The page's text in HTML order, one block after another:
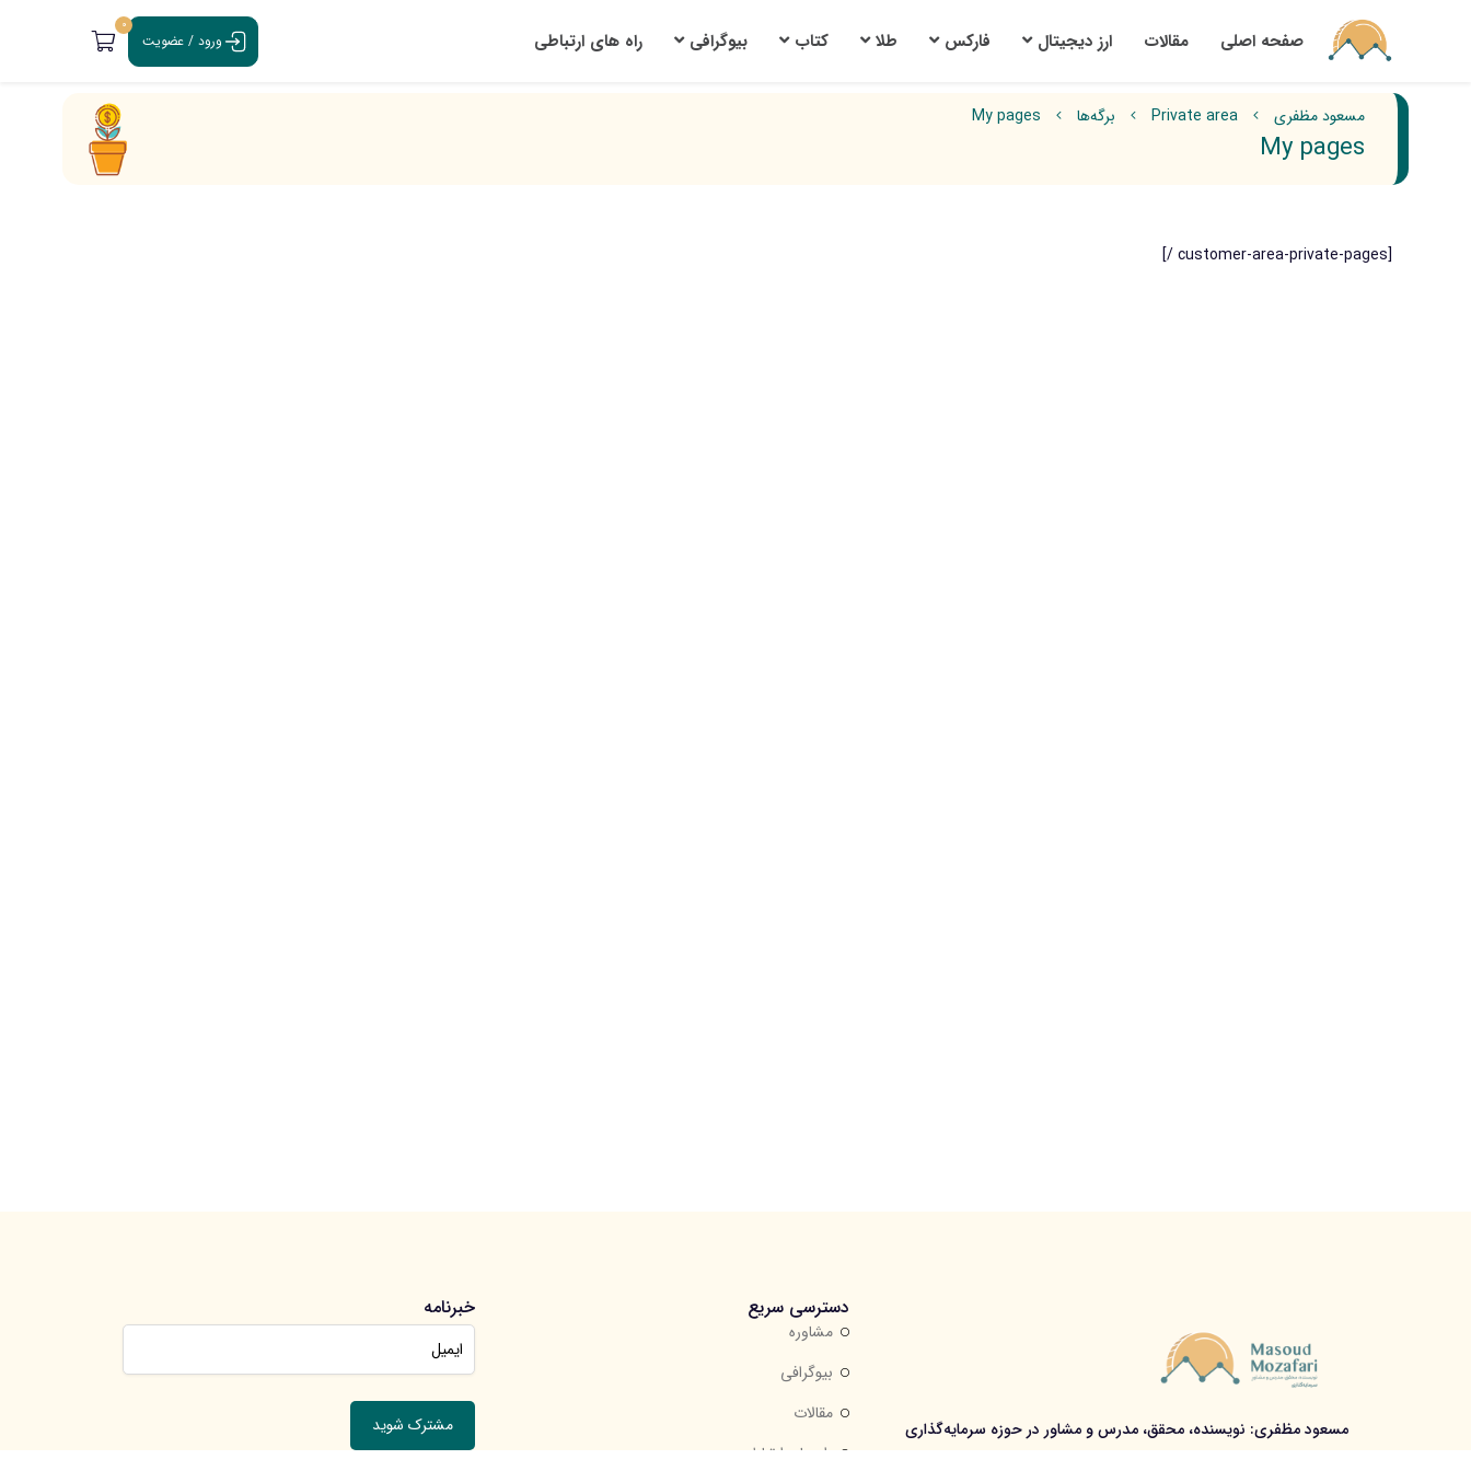
صفحه اصلی مقالات ارز‌ دیجیتال فارکس طلا کتاب بیوگرافی راه های ارتباطی ورود / عضویت
0
مسعود مظفری Private area برگه‌ها My pages
My pages
[customer-area-private-pages /]
مسعود مظفری: نویسنده، محقق، مدرس و مشاور در حوزه سرمایه‌گذاری
دسترسی سریع
مشاوره
بیوگرافی
مقالات
راه های ارتباطی
خبرنامه
جهت عضویت در خبرنامه ایمیل خود را وارد کنید.